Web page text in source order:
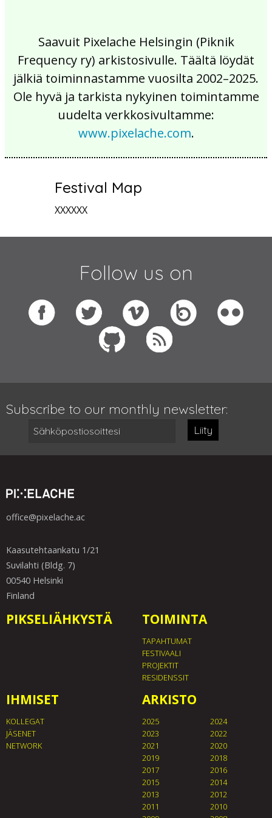
Saavuit Pixelache Helsingin (Piknik
Frequency ry) arkistosivulle. Täältä löydät
jälkiä toiminnastamme vuosilta 2002–2025.
Ole hyvä ja tarkista nykyinen toimintamme
uudelta verkkosivultamme:
www.pixelache.com.
Festival Map
XXXXXX
Follow us on
Subscribe to our monthly newsletter:
Liity
office@pixelache.ac
Kaasutehtaankatu 1/21
Suvilahti (Bldg. 7)
00540 Helsinki
Finland
PIKSELIÄHKYSTÄ TOIMINTA
TAPAHTUMAT
FESTIVAALI
PROJEKTIT
RESIDENSSIT
IHMISET
KOLLEGAT
JÄSENET
NETWORK
ARKISTO
2025
2024
2023
2022
2021
2020
2019
2018
2017
2016
2015
2014
2013
2012
2011
2010